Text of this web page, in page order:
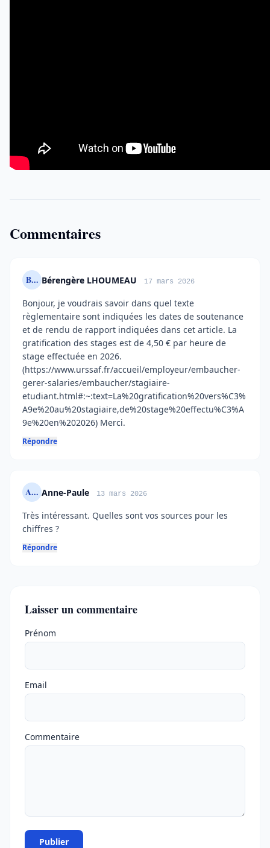
Commentaires
B... Bérengère LHOUMEAU 17 mars 2026
Bonjour, je voudrais savoir dans quel texte
règlementaire sont indiquées les dates de soutenance
et de rendu de rapport indiquées dans cet article. La
gratification des stages est de 4,50 € par heure de
stage effectuée en 2026.
(https://www.urssaf.fr/accueil/employeur/embaucher-
gerer-salaries/embaucher/stagiaire-
etudiant.html#:~:text=La%20gratification%20vers%C3%
A9e%20au%20stagiaire,de%20stage%20effectu%C3%A
9e%20en%202026) Merci.
Répondre
A... Anne-Paule 13 mars 2026
Très intéressant. Quelles sont vos sources pour les
chiffres ?
Répondre
Laisser un commentaire
Ne pas remplir
Prénom
Email
Commentaire
Publier